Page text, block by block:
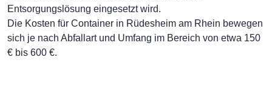
Entsorgungslösung eingesetzt wird.
Die Kosten für Container in Rüdesheim am Rhein bewegen
sich je nach Abfallart und Umfang im Bereich von etwa 150
€ bis 600 €.